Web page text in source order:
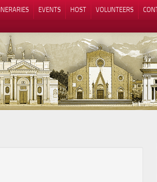
EVENTS HOST VOLUNTEERS